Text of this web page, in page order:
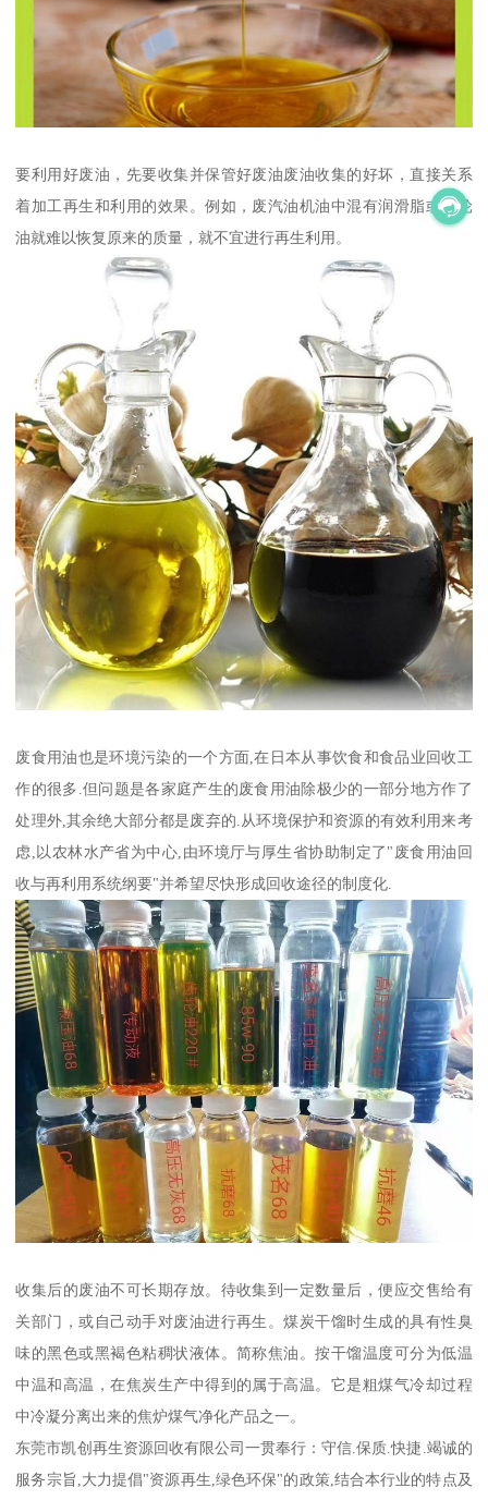
要利用好废油，先要收集并保管好废油废油收集的好坏，直接关系
着加工再生和利用的效果。例如，废汽油机油中混有润滑脂或齿轮
油就难以恢复原来的质量，就不宜进行再生利用。
废食用油也是环境污染的一个方面,在日本从事饮食和食品业回收工
作的很多.但问题是各家庭产生的废食用油除极少的一部分地方作了
处理外,其余绝大部分都是废弃的.从环境保护和资源的有效利用来考
虑,以农林水产省为中心,由环境厅与厚生省协助制定了"废食用油回
收与再利用系统纲要"并希望尽快形成回收途径的制度化.
收集后的废油不可长期存放。待收集到一定数量后，便应交售给有
关部门，或自己动手对废油进行再生。煤炭干馏时生成的具有性臭
味的黑色或黑褐色粘稠状液体。简称焦油。按干馏温度可分为低温
中温和高温，在焦炭生产中得到的属于高温。它是粗煤气冷却过程
中冷凝分离出来的焦炉煤气净化产品之一。
东莞市凯创再生资源回收有限公司一贯奉行：守信.保质.快捷.竭诚的
服务宗旨,大力提倡"资源再生,绿色环保"的政策,结合本行业的特点及